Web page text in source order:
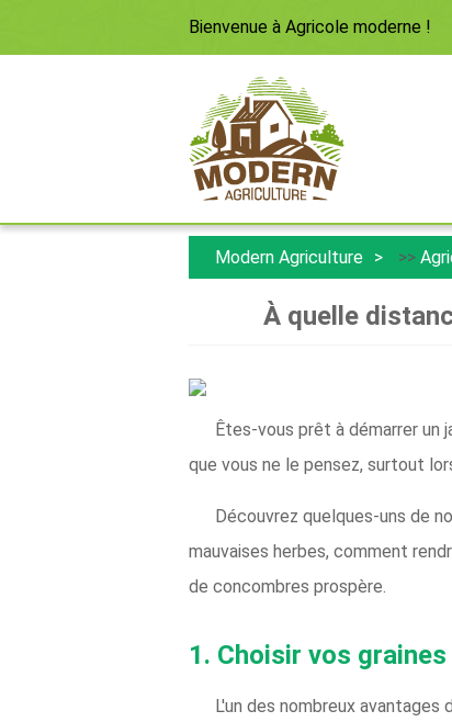
Bienvenue à Agricole moderne !
Modern Agriculture >>
À quelle
Êtes-vous prêt à démarrer un
que vous ne le pensez, surtout
Découvrez quelques-uns de
mauvaises herbes, comment
de concombres prospère.
1. Choisir vos
L'un des nombreux